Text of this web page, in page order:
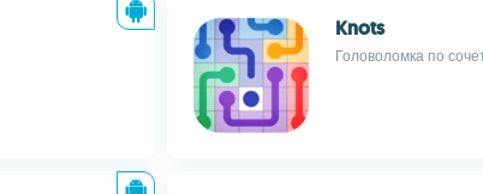
Knots
Головоломка по